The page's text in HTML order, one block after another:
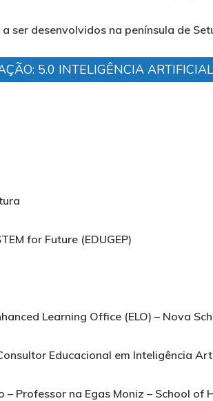
ser desenvolvidos na península de
5.0 INTELIGÊNCIA
for Future (EDUGEP)
Learning Office (ELO) – Nova
Educacional em Inteligência
– Professor na Egas Moniz – School of